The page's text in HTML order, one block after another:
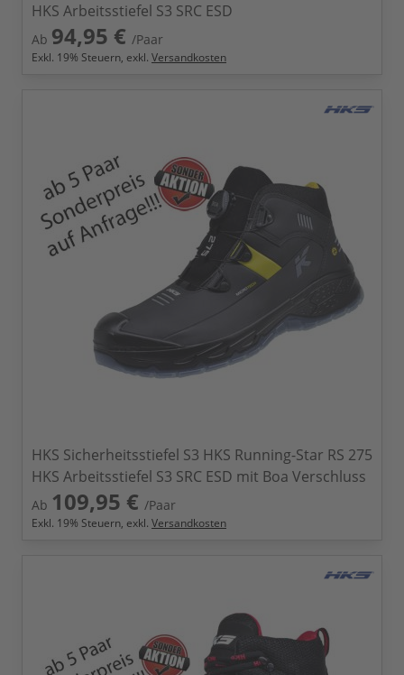
HKS Arbeitsstiefel S3 SRC ESD
Ab 94,95 € /Paar
Exkl. 19% Steuern, exkl. Versandkosten
HKS Sicherheitsstiefel S3 HKS Running-Star RS 275
HKS Arbeitsstiefel S3 SRC ESD mit Boa Verschluss
Ab 109,95 € /Paar
Exkl. 19% Steuern, exkl. Versandkosten